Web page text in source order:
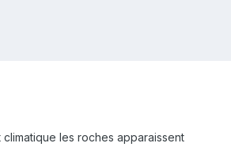
les roches apparaissent